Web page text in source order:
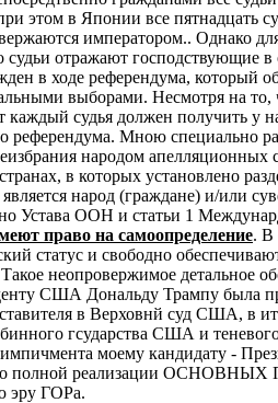
этом в Японии все пятнадцать
императором.. Однако
судьи отражают господствующие в
в ходе референдума, который
выборами. Несмотря на то,
каждый судья должен получить у
референдума. Мною специально
народом апелляционных
в которых установлено
народ (граждане) и/или
Устава ООН и статьи 1
право на самоопределение. В
статус и свободно
Такое неопровержимое детальное
США Дональду Трампу была
в Верховнй суд США, в
гсударства США и
импичмента моему кандидату -
до полной реализации
ГОРа.